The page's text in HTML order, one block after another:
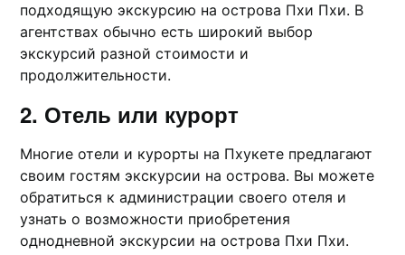
подходящую экскурсию на острова Пхи Пхи.​ В
агентстваx обычно еcть широкий выбор
экскурсий разной стоимости и
продолжительности.​
2.​ Отель или курорт
Многие отeли и курорты на Пхукете пpедлагают
своим гостям экскуpсии на острова.​ Вы можете
обратиться к администрации своего отеля и
узнать о возможности приобретения
однодневной экскурсии на острова Пхи Пхи.​